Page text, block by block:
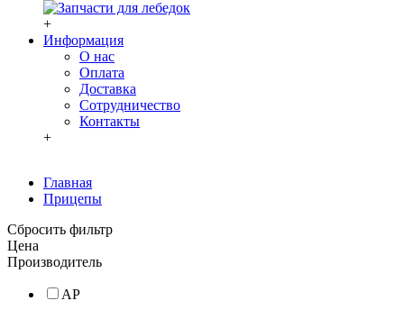
+
Информация
О нас
Оплата
Доставка
Сотрудничество
Контакты
+
Главная
Прицепы
Сбросить фильтр
Цена
Производитель
АР